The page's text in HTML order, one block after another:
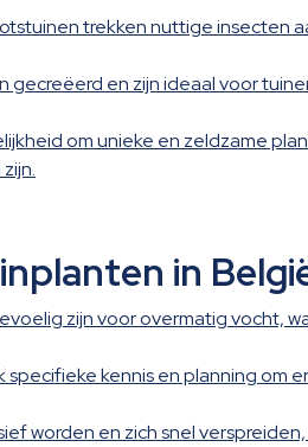
trekken nuttige insecten
gecreëerd en zijn ideaal voor
om unieke en zeldzame
in
zijn voor overmatig vocht,
kennis en planning om
worden en zich snel